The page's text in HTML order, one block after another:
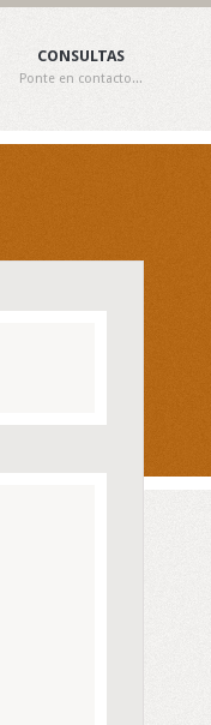
CONSULTAS
Ponte en contacto...